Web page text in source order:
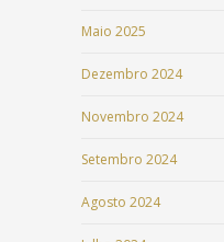
Maio 2025
Dezembro 2024
Novembro 2024
Setembro 2024
Agosto 2024